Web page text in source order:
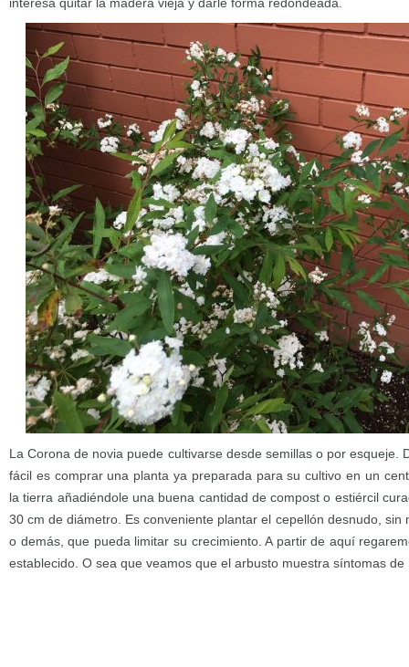
La Corona de novia puede cultivarse desde semillas o por esqueje.
fácil es comprar una planta ya preparada para su cultivo en un
la tierra añadiéndole una buena cantidad de compost o estiércil
30 cm de diámetro. Es conveniente plantar el cepellón desnudo, sin
o demás, que pueda limitar su crecimiento. A partir de aquí
establecido. O sea que veamos que el arbusto muestra síntomas